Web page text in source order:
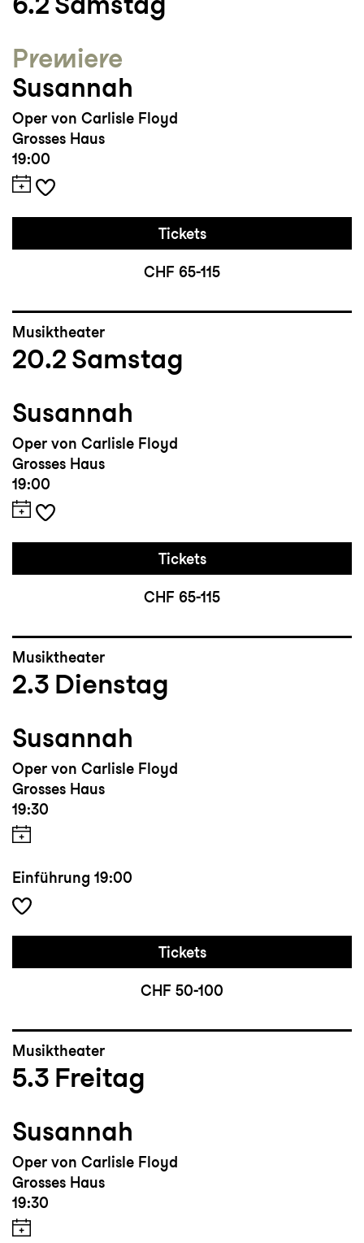
Premiere
Susannah
Oper von Carlisle Floyd
Grosses Haus
19:00
Tickets
CHF 65-115
Musiktheater
20.2 Samstag
Susannah
Oper von Carlisle Floyd
Grosses Haus
19:00
Tickets
CHF 65-115
Musiktheater
2.3 Dienstag
Susannah
Oper von Carlisle Floyd
Grosses Haus
19:30
Einführung 19:00
Tickets
CHF 50-100
Musiktheater
5.3 Freitag
Susannah
Oper von Carlisle Floyd
Grosses Haus
19:30